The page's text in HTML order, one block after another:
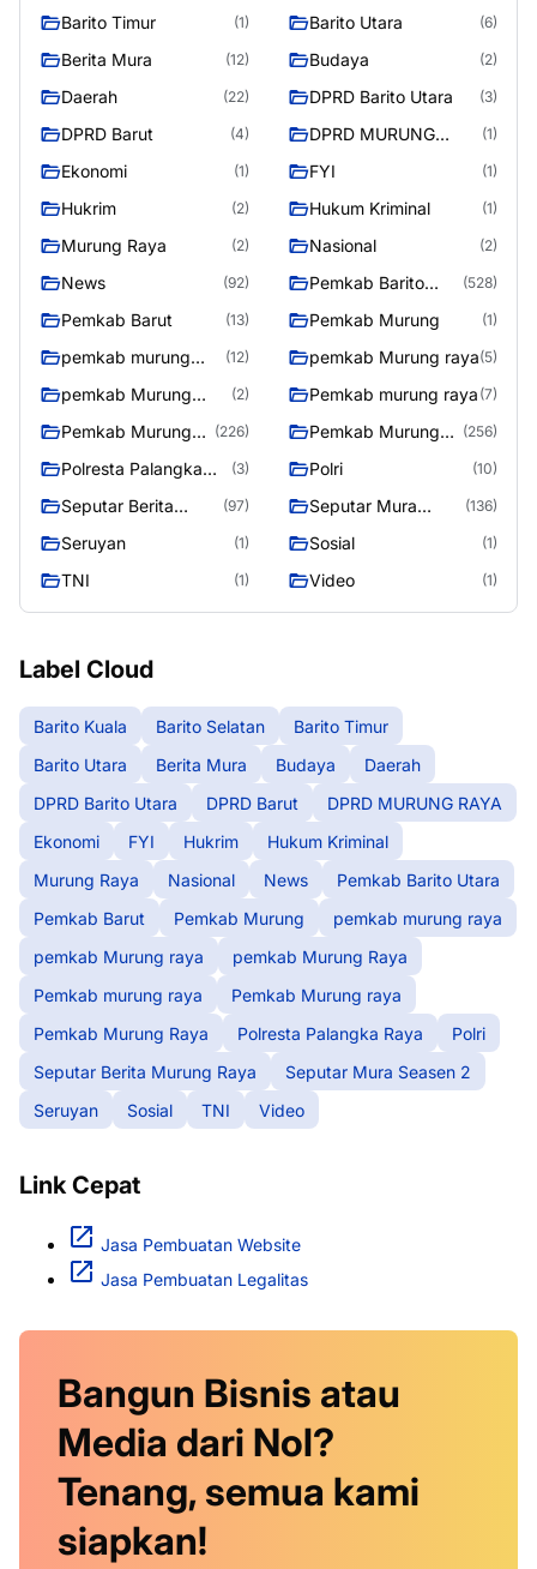
Barito Timur (1) Barito Utara (6)
Berita Mura (12) Budaya (2)
Daerah (22) DPRD Barito Utara (3)
DPRD Barut (4)
DPRD MURUNG
(1)
Ekonomi (1) FYI (1)
Hukrim (2) Hukum Kriminal (1)
Murung Raya (2) Nasional (2)
News (92)
Pemkab Barito
(528)
Pemkab Barut (13) Pemkab Murung (1)
pemkab murung
(12) pemkab Murung raya(5)
pemkab Murung
(2) Pemkab murung raya (7)
Pemkab Murung
(226)
Pemkab Murung
(256)
Polresta Palangka
(3) Polri (10)
Seputar Berita
(97)
Seputar Mura
(136)
Seruyan (1) Sosial (1)
TNI (1) Video (1)
Label Cloud
Barito Kuala Barito Selatan
Barito Timur
Barito Utara
Berita Mura Budaya
Daerah
DPRD Barito Utara
DPRD Barut
DPRD MURUNG RAYA
Ekonomi
FYI Hukrim
Hukum Kriminal
Murung Raya
Nasional News
Pemkab Barito Utara
Pemkab Barut
Pemkab Murung
pemkab murung raya
pemkab Murung raya
pemkab Murung Raya
Pemkab murung raya
Pemkab Murung raya
Pemkab Murung Raya
Polresta Palangka Raya
Polri
Seputar Berita Murung Raya
Seputar Mura Seasen 2
Seruyan
Sosial TNI Video
Link Cepat
Jasa Pembuatan Website
Jasa Pembuatan Legalitas
Bangun Bisnis atau
Media dari Nol?
Tenang, semua kami
siapkan!